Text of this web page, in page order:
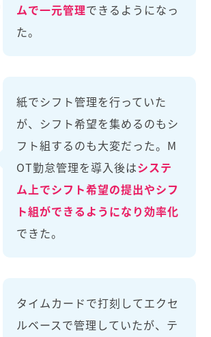
ムで一元管理できるようになっ
た。
紙でシフト管理を行っていた
が、シフト希望を集めるのもシ
フト組するのも大変だった。M
OT勤怠管理を導入後はシステ
ム上でシフト希望の提出やシフ
ト組ができるようになり効率化
できた。
タイムカードで打刻してエクセ
ルベースで管理していたが、テ